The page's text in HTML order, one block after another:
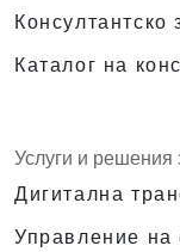
Консултантско
Каталог на
Услуги и решения
Дигитална
Управление на